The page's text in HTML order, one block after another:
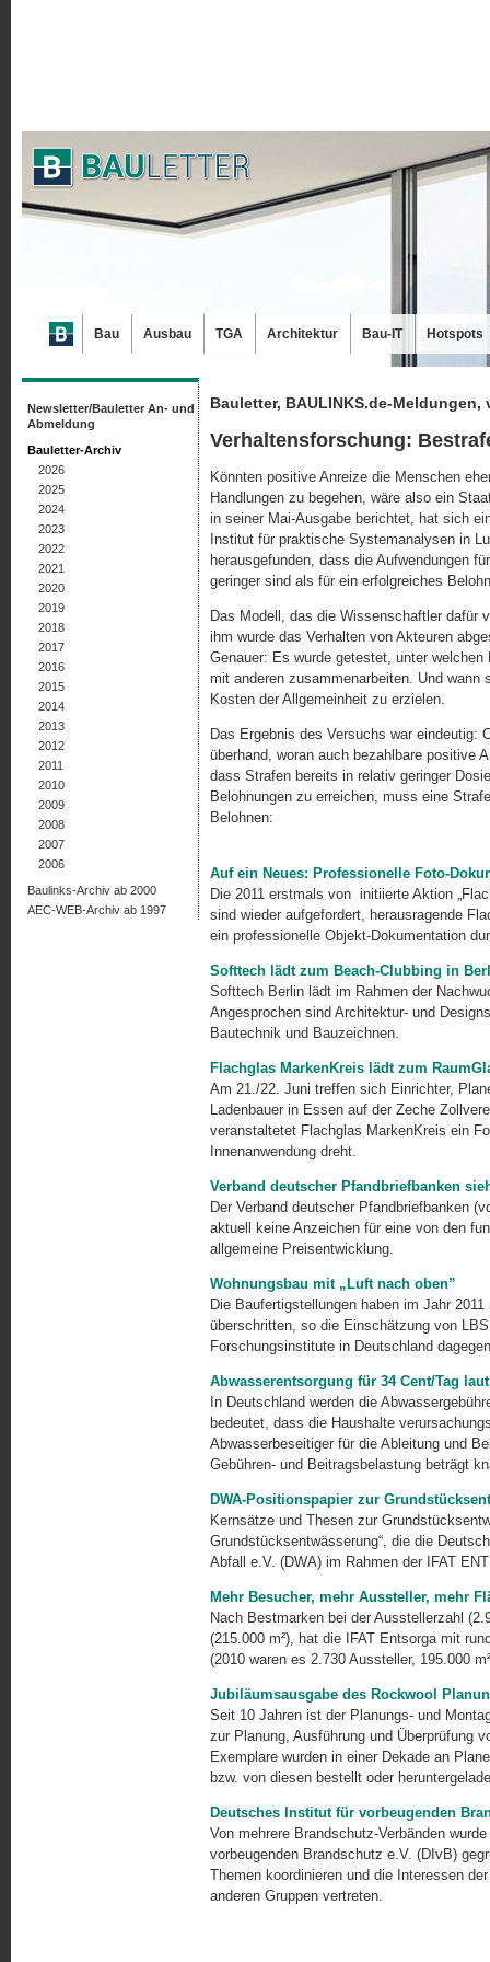
Bauletter, BAULINKS.de-Meldungen,
Verhaltensforschung:
Könnten positive Anreize die Menschen
Handlungen zu begehen, wäre also ein
in seiner Mai-Ausgabe berichtet, hat sich
Institut für praktische Systemanalysen in
herausgefunden, dass die Aufwendungen
geringer sind als für ein erfolgreiches
Das Modell, das die Wissenschaftler dafür
ihm wurde das Verhalten von Akteuren
Genauer: Es wurde getestet, unter
mit anderen zusammenarbeiten. Und
Kosten der Allgemeinheit zu erzielen.
Das Ergebnis des Versuchs war eindeutig:
überhand, woran auch bezahlbare positive
dass Strafen bereits in relativ geringer
Belohnungen zu erreichen, muss eine
Belohnen:
Auf ein Neues: Professionelle Foto-
Die 2011 erstmals von initiierte Aktion
sind wieder aufgefordert, herausragende
ein professionelle Objekt-Dokumentation
Softtech lädt zum Beach-Clubbing in
Softtech Berlin lädt im Rahmen der
Angesprochen sind Architektur- und
Bautechnik und Bauzeichnen.
Flachglas MarkenKreis lädt zum
Am 21./22. Juni treffen sich Einrichter,
Ladenbauer in Essen auf der Zeche
veranstaltetet Flachglas MarkenKreis ein
Innenanwendung dreht.
Verband deutscher Pfandbriefbanken
Der Verband deutscher Pfandbriefbanken
aktuell keine Anzeichen für eine von den
allgemeine Preisentwick­lung.
Wohnungsbau mit „Luft nach oben”
Die Baufertigstellungen haben im Jahr
überschritten, so die Einschätzung von
Forschungsinstitute in Deutschland
Abwasserentsorgung für 34 Cent/Tag
In Deutschland werden die
bedeutet, dass die Haushalte
Abwasserbeseitiger für die Ableitung und
Gebühren- und Beitragsbelastung beträgt
DWA-Positionspapier zur
Kernsätze und Thesen zur
Grundstücksentwässerung“, die die
Abfall e.V. (DWA) im Rahmen der IFAT
Mehr Besucher, mehr Aussteller, mehr
Nach Bestmarken bei der Ausstellerzahl
(215.000 m²), hat die IFAT Entsorga mit
(2010 waren es 2.730 Aussteller, 195.000
Jubiläumsausgabe des Rockwool
Seit 10 Jahren ist der Planungs- und
zur Pla­nung, Ausführung und Überprüfung
Exemplare wurden in einer Dekade an
bzw. von diesen bestellt oder
Deutsches Institut für vorbeugenden
Von mehrere Brandschutz-Verbänden
vorbeugen­den Brandschutz e.V. (DIvB)
Themen koordinieren und die Interes­sen
anderen Gruppen vertreten.
Newsletter/Bauletter An- und
Abmeldung
Bauletter-Archiv
2026
2025
2024
2023
2022
2021
2020
2019
2018
2017
2016
2015
2014
2013
2012
2011
2010
2009
2008
2007
2006
Baulinks-Archiv ab 2000
AEC-WEB-Archiv ab 1997
Bau Ausbau TGA Architektur Bau-IT Hotspots